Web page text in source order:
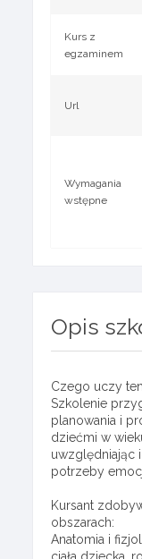
Kurs z
egzaminem
Url
Wymagania
wstępne
Opis
Czego uczy
Szkolenie
planowania i
dziećmi w
uwzględniając
potrzeby
Kursant
obszarach:
Anatomia i
ciała dziecka,